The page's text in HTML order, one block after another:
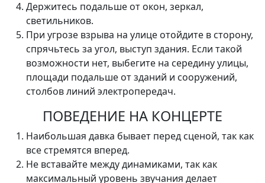
Держитесь подальше от окон, зеркал,
светильников.
При угрозе взрыва на улице отойдите в сторону,
спрячьтесь за угол, выступ здания. Если такой
возможности нет, выбегите на середину улицы,
площади подальше от зданий и сооружений,
столбов линий электропередач.
ПОВЕДЕНИЕ НА КОНЦЕРТЕ
Наибольшая давка бывает перед сценой, так как
все стремятся вперед.
Не вставайте между динамиками, так как
максимальный уровень звучания делает